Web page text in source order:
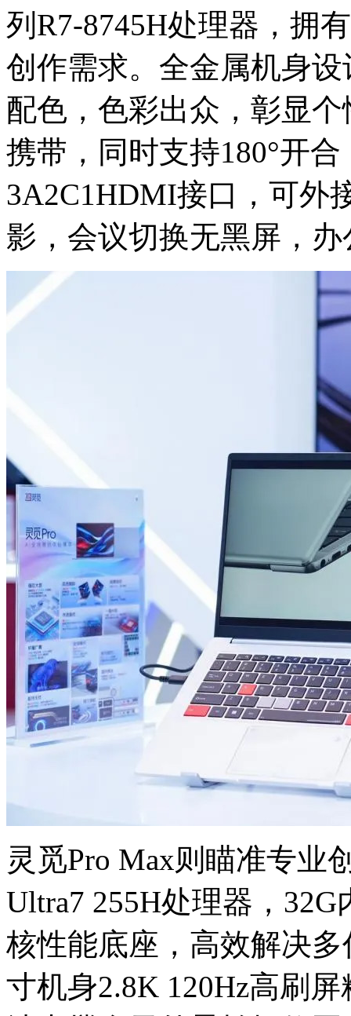
列R7-8745H处理器，拥
创作需求。全金属机身设
配色，色彩出众，彰
携带，同时支持180°开
3A2C1HDMI接口，可
影，会议切换无黑屏
灵觅Pro Max则瞄准专业
Ultra7 255H处理器，
核性能底座，高效解
寸机身2.8K 120Hz高刷